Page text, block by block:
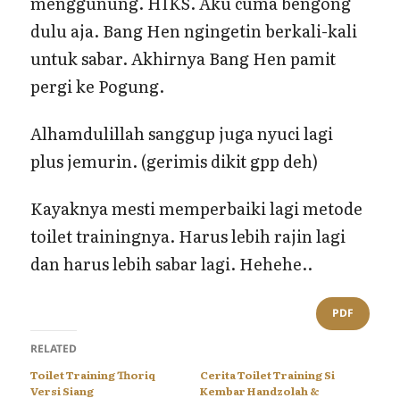
dulu aja. Bang Hen ngingetin berkali-kali
untuk sabar. Akhirnya Bang Hen pamit
pergi ke Pogung.
Alhamdulillah sanggup juga nyuci lagi
plus jemurin. (gerimis dikit gpp deh)
Kayaknya mesti memperbaiki lagi metode
toilet trainingnya. Harus lebih rajin lagi
dan harus lebih sabar lagi. Hehehe..
PDF
RELATED
Toilet Training Thoriq
Versi Siang
Cerita Toilet Training Si
Kembar Handzolah &